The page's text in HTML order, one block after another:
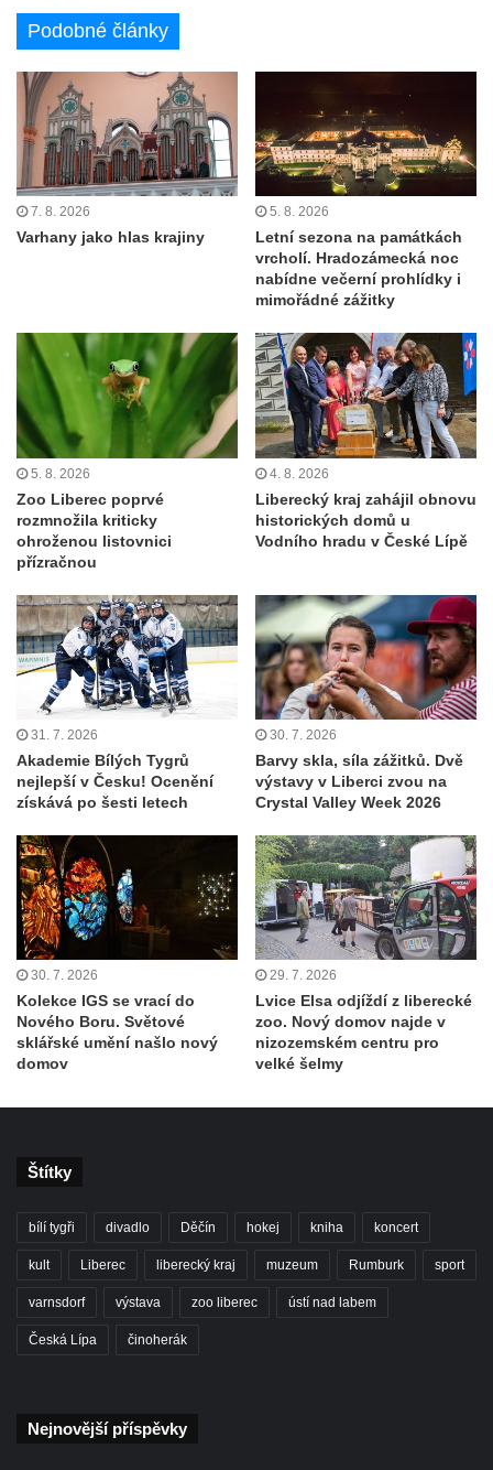
Podobné články
7. 8. 2026
Varhany jako hlas krajiny
5. 8. 2026
Letní sezona na památkách
vrcholí. Hradozámecká noc
nabídne večerní prohlídky i
mimořádné zážitky
5. 8. 2026
Zoo Liberec poprvé
rozmnožila kriticky
ohroženou listovnici
přízračnou
4. 8. 2026
Liberecký kraj zahájil obnovu
historických domů u
Vodního hradu v České Lípě
31. 7. 2026
Akademie Bílých Tygrů
nejlepší v Česku! Ocenění
získává po šesti letech
30. 7. 2026
Barvy skla, síla zážitků. Dvě
výstavy v Liberci zvou na
Crystal Valley Week 2026
30. 7. 2026
Kolekce IGS se vrací do
Nového Boru. Světové
sklářské umění našlo nový
domov
29. 7. 2026
Lvice Elsa odjíždí z liberecké
zoo. Nový domov najde v
nizozemském centru pro
velké šelmy
Štítky
bílí tygři divadlo Děčín hokej kniha koncert
kult Liberec liberecký kraj muzeum Rumburk sport
varnsdorf výstava zoo liberec ústí nad labem
Česká Lípa činoherák
Nejnovější příspěvky